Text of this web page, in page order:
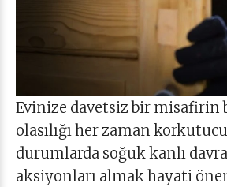
Evinize davetsiz bir misafirin
olasılığı her zaman
durumlarda soğuk kanlı
aksiyonları almak hayati